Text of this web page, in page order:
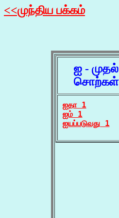
<<முந்திய பக்கம்
ஐ - முதல்
சொற்கள்
ஐதா 1
ஐம் 1
ஐயப்படுவது 1